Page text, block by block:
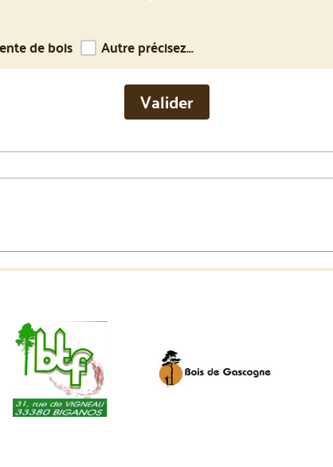
de bois Autre précisez...